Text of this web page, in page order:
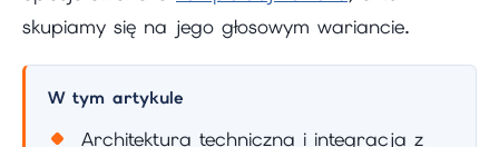
skupiamy się na jego głosowym wariancie.
W tym artykule
Architektura techniczna i integracja z